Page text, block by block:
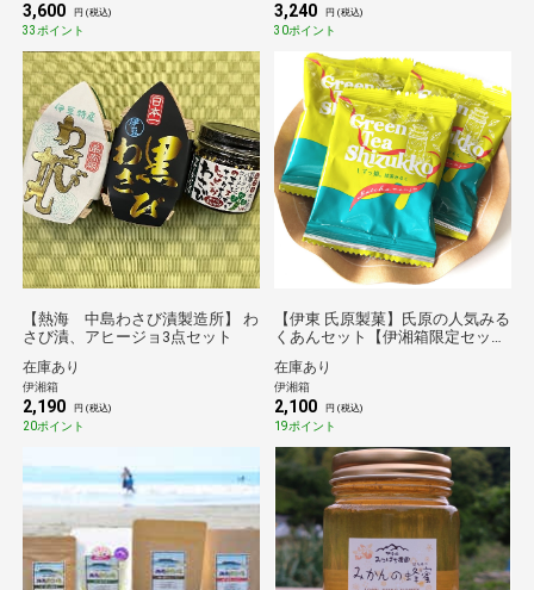
3,600 円 (税込)
33ポイント
3,240 円 (税込)
30ポイント
【熱海 中島わさび漬製造所】 わ
さび漬、アヒージョ3点セット
在庫あり
伊湘箱
2,190 円 (税込)
20ポイント
【伊東 氏原製菓】氏原の人気みる
くあんセット【伊湘箱限定セッ
在庫あり
伊湘箱
2,100 円 (税込)
19ポイント